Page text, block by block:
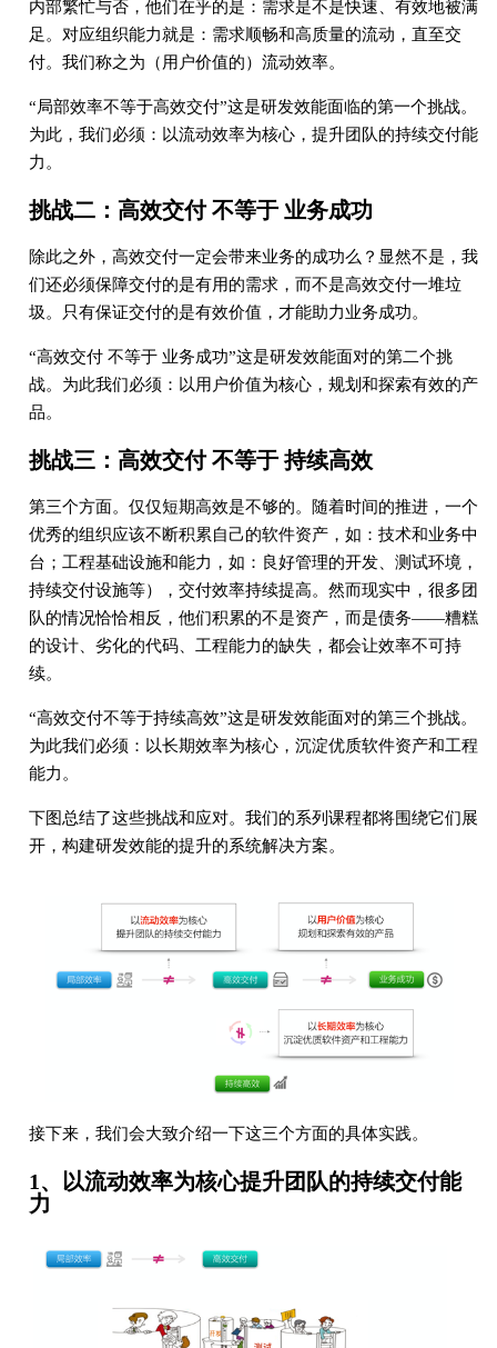
内部繁忙与否，他们在乎的是：需求是不是快速、有效地被满
足。对应组织能力就是：需求顺畅和高质量的流动，直至交
付。我们称之为（用户价值的）流动效率。
“局部效率不等于高效交付”这是研发效能面临的第一个挑战。
为此，我们必须：以流动效率为核心，提升团队的持续交付能
力。
挑战二：高效交付 不等于 业务成功
除此之外，高效交付一定会带来业务的成功么？显然不是，我
们还必须保障交付的是有用的需求，而不是高效交付一堆垃
圾。只有保证交付的是有效价值，才能助力业务成功。
“高效交付 不等于 业务成功”这是研发效能面对的第二个挑
战。为此我们必须：以用户价值为核心，规划和探索有效的产
品。
挑战三：高效交付 不等于 持续高效
第三个方面。仅仅短期高效是不够的。随着时间的推进，一个
优秀的组织应该不断积累自己的软件资产，如：技术和业务中
台；工程基础设施和能力，如：良好管理的开发、测试环境，
持续交付设施等），交付效率持续提高。然而现实中，很多团
队的情况恰恰相反，他们积累的不是资产，而是债务——糟糕
的设计、劣化的代码、工程能力的缺失，都会让效率不可持
续。
“高效交付不等于持续高效”这是研发效能面对的第三个挑战。
为此我们必须：以长期效率为核心，沉淀优质软件资产和工程
能力。
下图总结了这些挑战和应对。我们的系列课程都将围绕它们展
开，构建研发效能的提升的系统解决方案。
接下来，我们会大致介绍一下这三个方面的具体实践。
1、以流动效率为核心提升团队的持续交付能
力